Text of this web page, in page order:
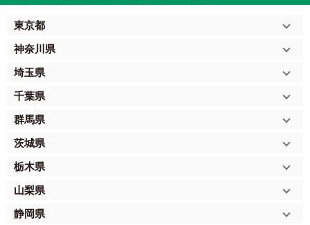
東京都
神奈川県
埼玉県
千葉県
群馬県
茨城県
栃木県
山梨県
静岡県